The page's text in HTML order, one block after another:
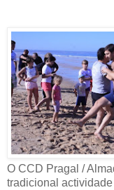
O CCD Pragal /
tradicional